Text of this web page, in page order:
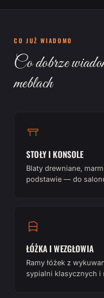
CO JUŻ WIADOMO
Co dobrze
meblach
STOŁY I KONSOLE
Blaty drewniane,
podstawie — do
ŁÓŻKA I WEZGŁOWIA
Ramy łóżek z
sypialni klasycznych i